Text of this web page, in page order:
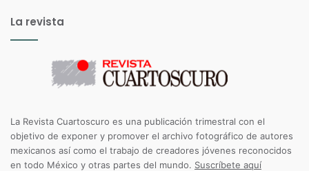
La revista
La Revista Cuartoscuro es una publicación trimestral con el
objetivo de exponer y promover el archivo fotográfico de autores
mexicanos así como el trabajo de creadores jóvenes reconocidos
en todo México y otras partes del mundo. Suscríbete aquí